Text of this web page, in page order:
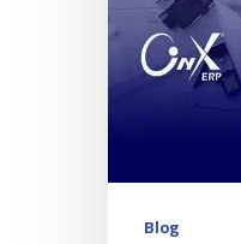
Blog